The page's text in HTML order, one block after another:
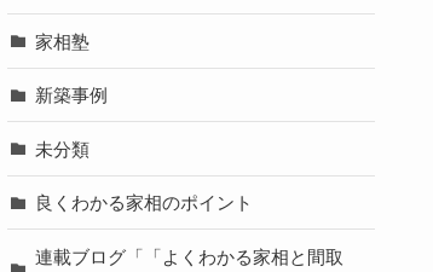
家相塾
新築事例
未分類
良くわかる家相のポイント
連載ブログ「「よくわかる家相と間取